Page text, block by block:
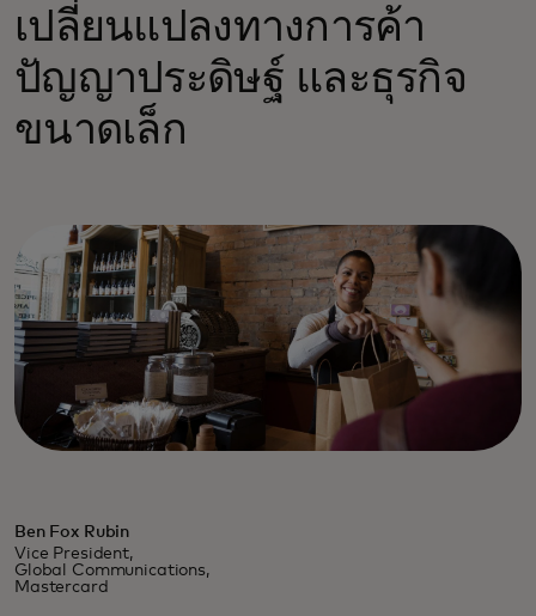
เปลี่ยนแปลงทางการค้า
ปัญญาประดิษฐ์ และธุรกิจ
ขนาดเล็ก
Ben Fox Rubin
Vice President,
Global Communications,
Mastercard